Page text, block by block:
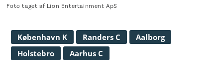
Foto taget af Lion Entertainment ApS
København K Randers C
Aalborg
Holstebro
Aarhus C